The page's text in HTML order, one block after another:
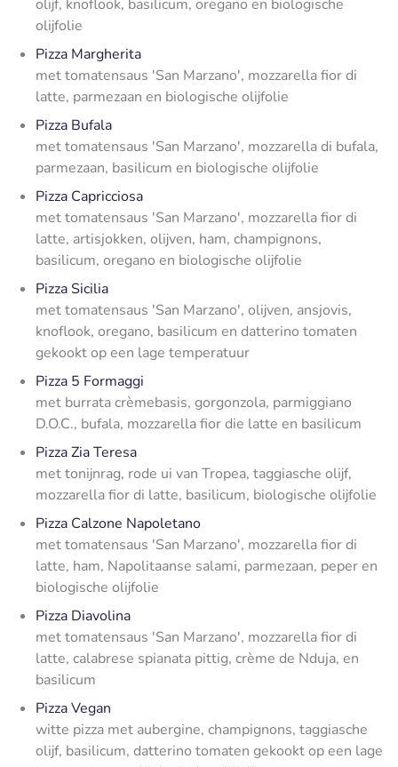
olijf, knoflook, basilicum, oregano en biologische
olijfolie
Pizza Margherita
met tomatensaus 'San Marzano', mozzarella fior di
latte, parmezaan en biologische olijfolie
Pizza Bufala
met tomatensaus 'San Marzano', mozzarella di bufala,
parmezaan, basilicum en biologische olijfolie
Pizza Capricciosa
met tomatensaus 'San Marzano', mozzarella fior di
latte, artisjokken, olijven, ham, champignons,
basilicum, oregano en biologische olijfolie
Pizza Sicilia
met tomatensaus 'San Marzano', olijven, ansjovis,
knoflook, oregano, basilicum en datterino tomaten
gekookt op een lage temperatuur
Pizza 5 Formaggi
met burrata crèmebasis, gorgonzola, parmiggiano
D.O.C., bufala, mozzarella fior die latte en basilicum
Pizza Zia Teresa
met tonijnrag, rode ui van Tropea, taggiasche olijf,
mozzarella fior di latte, basilicum, biologische olijfolie
Pizza Calzone Napoletano
met tomatensaus 'San Marzano', mozzarella fior di
latte, ham, Napolitaanse salami, parmezaan, peper en
biologische olijfolie
Pizza Diavolina
met tomatensaus 'San Marzano', mozzarella fior di
latte, calabrese spianata pittig, crème de Nduja, en
basilicum
Pizza Vegan
witte pizza met aubergine, champignons, taggiasche
olijf, basilicum, datterino tomaten gekookt op een lage